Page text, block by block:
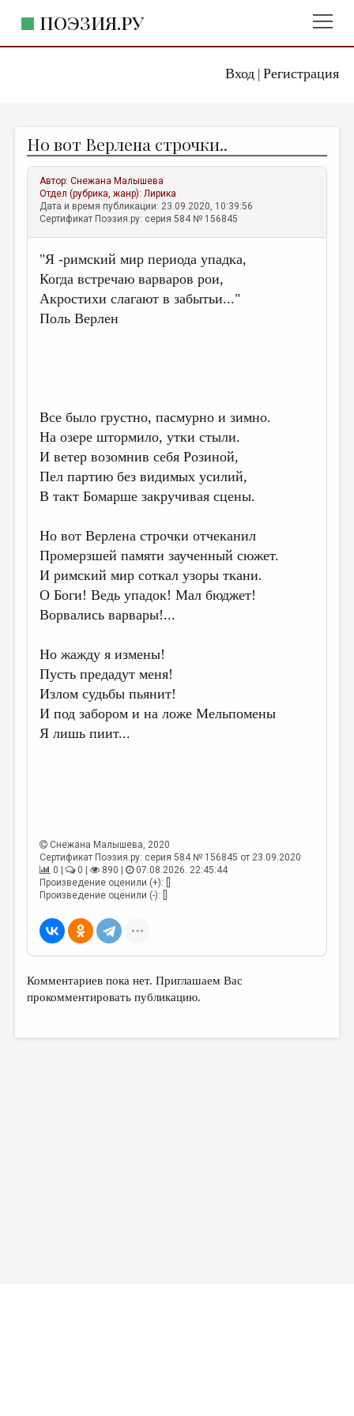
Вход| Регистрация
ПОЭЗИЯ.РУ
ЖАНРЫ
АВТОРЫ
КОММЕНТАРИИ
ЛИТСАЛОН
НОВОСТИ
ПРАВИЛА САЙТА
ОТДЕЛЫ И РУБРИКИ
ПЕРЕВОДЫ
КОНКУРСЫ
ДЕТСКАЯ КОМНАТА
ОБЗОР ЛИТЕРАТУРЫ
СТРАНИЦЫ ПАМЯТИ
ОБЪЯВЛЕНИЯ
РЕДКОЛЛЕГИЯ
ОТ РЕДАКЦИИ
МАЛАЯ ПРОЗА
ЭССЕИСТИКА
РЕЦЕНЗИРОВАНИЕ
ЦИКЛЫ ПУБЛИКАЦИЙ
МЕДИА
Но вот Верлена строчки..
Автор:Снежана Малышева
Отдел (рубрика, жанр):Лирика
Дата и время публикации: 23.09.2020, 10:39:56
Сертификат Поэзия.ру: серия 584 № 156845
"Я -римский мир периода упадка,
Когда встречаю варваров рои,
Акростихи слагают в забытьи..."
Поль Верлен
Все было грустно, пасмурно и зимно.
На озере штормило, утки стыли.
И ветер возомнив себя Розиной,
Пел партию без видимых усилий,
В такт Бомарше закручивая сцены.
Но вот Верлена строчки отчеканил
Промерзшей памяти заученный сюжет.
И римский мир соткал узоры ткани.
О Боги! Ведь упадок! Мал бюджет!
Ворвались варвары!...
Но жажду я измены!
Пусть предадут меня!
Излом судьбы пьянит!
И под забором и на ложе Мельпомены
Я лишь пиит...
Снежана Малышева, 2020
Сертификат Поэзия.ру: серия 584 № 156845 от 23.09.2020
0 |
0 | 890 |
07.08.2026. 22:45:44
Произведение оценили (+): []
Произведение оценили (-): []
Комментариев пока нет. Приглашаем Вас
прокомментировать публикацию.